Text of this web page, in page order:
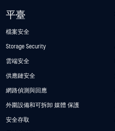
平臺
檔案安全
Storage Security
雲端安全
供應鏈安全
網路偵測與回應
外圍設備和可拆卸 媒體 保護
安全存取